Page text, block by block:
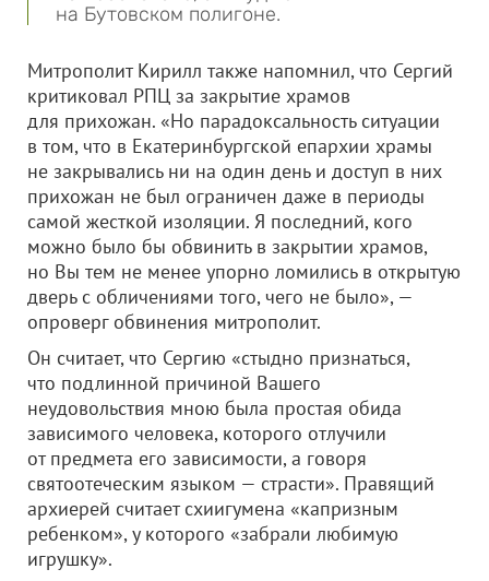
на Бутовском полигоне.
Митрополит Кирилл также напомнил, что Сергий
критиковал РПЦ за закрытие храмов
для прихожан. «Но парадоксальность ситуации
в том, что в Екатеринбургской епархии храмы
не закрывались ни на один день и доступ в них
прихожан не был ограничен даже в периоды
самой жесткой изоляции. Я последний, кого
можно было бы обвинить в закрытии храмов,
но Вы тем не менее упорно ломились в открытую
дверь с обличениями того, чего не было», —
опроверг обвинения митрополит.
Он считает, что Сергию «стыдно признаться,
что подлинной причиной Вашего
неудовольствия мною была простая обида
зависимого человека, которого отлучили
от предмета его зависимости, а говоря
святоотеческим языком — страсти». Правящий
архиерей считает схиигумена «капризным
ребенком», у которого «забрали любимую
игрушку».